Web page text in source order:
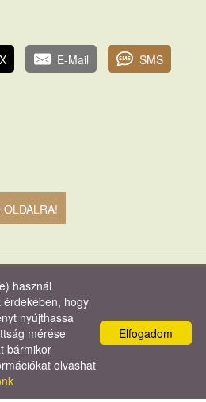
X E-Mail SMS
és Társa Kft.
tájékoztató lImpresszum
Elfogadom
használ
hogy
nyújthassa
mérése
bármikor
olvashat